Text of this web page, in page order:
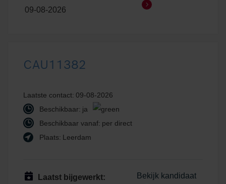
09-08-2026
CAU11382
Laatste contact: 09-08-2026
Beschikbaar: ja
Beschikbaar vanaf: per direct
Plaats: Leerdam
Laatst bijgewerkt: Bekijk kandidaat